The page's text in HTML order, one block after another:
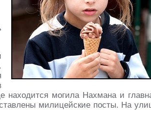
находится могила Нахмана и
милицейские посты. На